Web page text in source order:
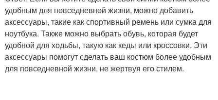
удобным для повседневной жизни, можно добавить
аксессуары, такие как спортивный ремень или сумка для
ноутбука. Также можно выбрать обувь, которая будет
удобной для ходьбы, такую как кеды или кроссовки. Эти
аксессуары помогут сделать ваш костюм более удобным
для повседневной жизни, не жертвуя его стилем.